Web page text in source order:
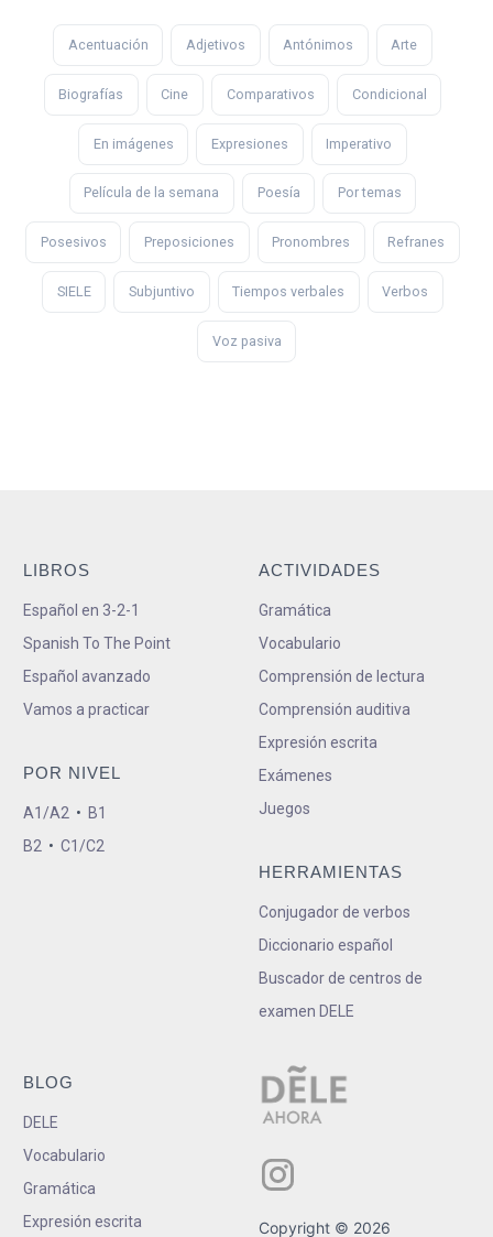
Acentuación Adjetivos Antónimos Arte
Biografías Cine Comparativos Condicional
En imágenes Expresiones Imperativo
Película de la semana Poesía Por temas
Posesivos Preposiciones Pronombres Refranes
SIELE Subjuntivo Tiempos verbales Verbos
Voz pasiva
LIBROS
Español en 3-2-1
Spanish To The Point
Español avanzado
Vamos a practicar
POR NIVEL
A1/A2 • B1
B2 • C1/C2
ACTIVIDADES
Gramática
Vocabulario
Comprensión de lectura
Comprensión auditiva
Expresión escrita
Exámenes
Juegos
HERRAMIENTAS
Conjugador de verbos
Diccionario español
Buscador de centros de
examen DELE
BLOG
DELE
Vocabulario
Gramática
Expresión escrita
Copyright © 2026